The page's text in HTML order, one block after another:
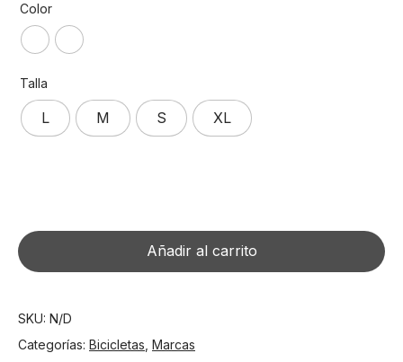
de un
cliente
Color
Talla
L M S XL
50
29
cantidad
Añadir al carrito
SKU: N/D
Categorías: Bicicletas Marcas